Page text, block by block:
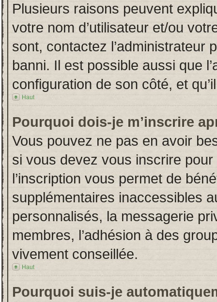
Plusieurs raisons peuvent
votre nom d’utilisateur et/ou
sont, contactez l’administrateur
banni. Il est possible aussi que
configuration de son côté, et
Haut
Pourquoi dois-je m’inscrire
Vous pouvez ne pas en avoir
si vous devez vous inscrire
l’inscription vous permet de
supplémentaires inaccessibles
personnalisés, la messagerie
membres, l’adhésion à des
vivement conseillée.
Haut
Pourquoi suis-je